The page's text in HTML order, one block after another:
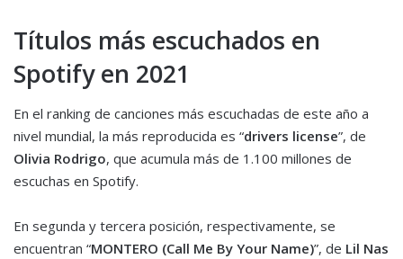
Títulos más escuchados en
Spotify en 2021
En el ranking de canciones más escuchadas de este año a
nivel mundial, la más reproducida es “drivers license”, de
Olivia Rodrigo, que acumula más de 1.100 millones de
escuchas en Spotify.
En segunda y tercera posición, respectivamente, se
encuentran “MONTERO (Call Me By Your Name)”, de Lil Nas